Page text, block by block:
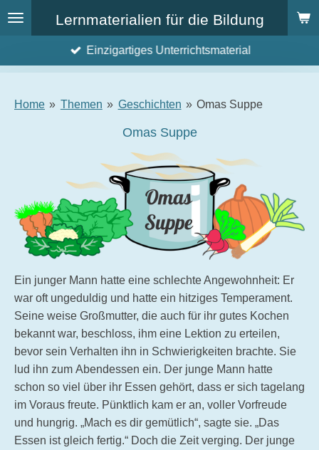
Zum
Hauptinhalt
Lernmaterialien für die Bildung
Einzigartiges Unterrichtsmaterial
Home » Themen » Geschichten » Omas Suppe
Omas Suppe
Ein junger Mann hatte eine schlechte Angewohnheit: Er
war oft ungeduldig und hatte ein hitziges Temperament.
Seine weise Großmutter, die auch für ihr gutes Kochen
bekannt war, beschloss, ihm eine Lektion zu erteilen,
bevor sein Verhalten ihn in Schwierigkeiten brachte. Sie
lud ihn zum Abendessen ein. Der junge Mann hatte
schon so viel über ihr Essen gehört, dass er sich tagelang
im Voraus freute. Pünktlich kam er an, voller Vorfreude
und hungrig. „Mach es dir gemütlich“, sagte sie. „Das
Essen ist gleich fertig.“ Doch die Zeit verging. Der junge